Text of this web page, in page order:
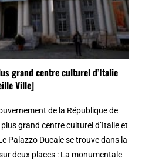
grand centre culturel d’Italie
Ville]
de la République de
grand centre culturel d’Italie et
Palazzo Ducale se trouve dans la
deux places : La monumentale